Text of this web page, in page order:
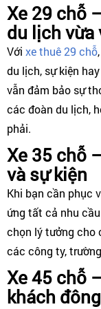
Xe 29 chỗ
du lịch vừa
Với xe thuê 29 chỗ
du lịch, sự kiện
vẫn đảm bảo sự
các đoàn du lịch,
phải.
Xe 35 chỗ
và sự kiện
Khi bạn cần phục
ứng tất cả nhu
chọn lý tưởng cho
các công ty,
Xe 45 chỗ
khách